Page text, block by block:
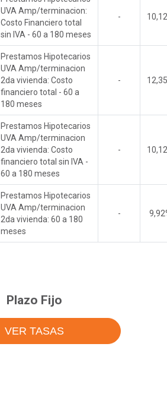
UVA Amp/terminacion:
Costo Financiero total
sin IVA - 60 a 180 meses
-
Prestamos Hipotecarios
UVA Amp/terminacion
2da vivienda: Costo
financiero total - 60 a
180 meses
-
Prestamos Hipotecarios
UVA Amp/terminacion
2da vivienda: Costo
financiero total sin IVA -
60 a 180 meses
-
Prestamos Hipotecarios
UVA Amp/terminacion
2da vivienda: 60 a 180
meses
-
Plazo Fijo
VER TASAS